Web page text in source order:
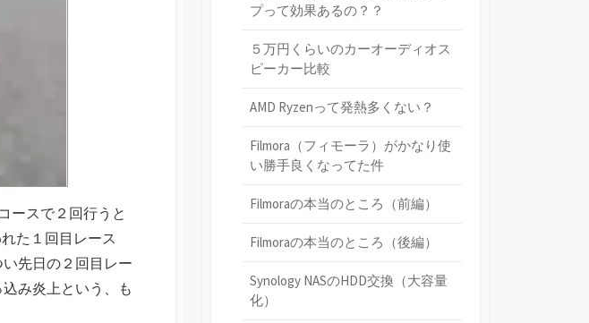
ースで２回行うと
た１回目レース
先日の２回目レー
み炎上という、も
プって効果あるの？？
５万円くらいのカーオーディオス
ピーカー比較
AMD Ryzenって発熱多くない？
Filmora（フィモーラ）がかなり使
い勝手良くなってた件
Filmoraの本当のところ（前編）
Filmoraの本当のところ（後編）
Synology NASのHDD交換（大容量
化）